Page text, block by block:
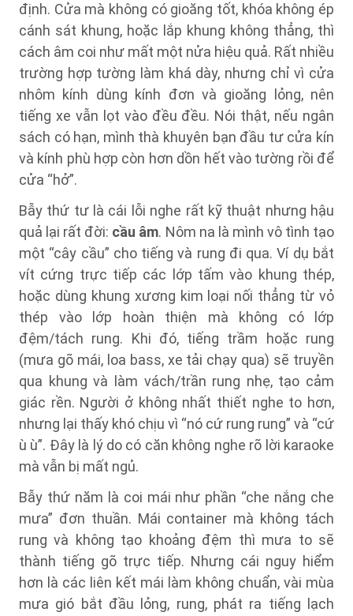
định. Cửa mà không có gioăng tốt, khóa không ép
cánh sát khung, hoặc lắp khung không thẳng, thì
cách âm coi như mất một nửa hiệu quả. Rất nhiều
trường hợp tường làm khá dày, nhưng chỉ vì cửa
nhôm kính dùng kính đơn và gioăng lỏng, nên
tiếng xe vẫn lọt vào đều đều. Nói thật, nếu ngân
sách có hạn, mình thà khuyên bạn đầu tư cửa kín
và kính phù hợp còn hơn dồn hết vào tường rồi để
cửa “hở”.
Bẫy thứ tư là cái lỗi nghe rất kỹ thuật nhưng hậu
quả lại rất đời: cầu âm. Nôm na là mình vô tình tạo
một “cây cầu” cho tiếng và rung đi qua. Ví dụ bắt
vít cứng trực tiếp các lớp tấm vào khung thép,
hoặc dùng khung xương kim loại nối thẳng từ vỏ
thép vào lớp hoàn thiện mà không có lớp
đệm/tách rung. Khi đó, tiếng trầm hoặc rung
(mưa gõ mái, loa bass, xe tải chạy qua) sẽ truyền
qua khung và làm vách/trần rung nhẹ, tạo cảm
giác rền. Người ở không nhất thiết nghe to hơn,
nhưng lại thấy khó chịu vì “nó cứ rung rung” và “cứ
ù ù”. Đây là lý do có căn không nghe rõ lời karaoke
mà vẫn bị mất ngủ.
Bẫy thứ năm là coi mái như phần “che nắng che
mưa” đơn thuần. Mái container mà không tách
rung và không tạo khoảng đệm thì mưa to sẽ
thành tiếng gõ trực tiếp. Nhưng cái nguy hiểm
hơn là các liên kết mái làm không chuẩn, vài mùa
mưa gió bắt đầu lỏng, rung, phát ra tiếng lạch